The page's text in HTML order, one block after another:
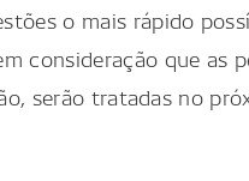
o mais rápido
consideração que as
serão tratadas no